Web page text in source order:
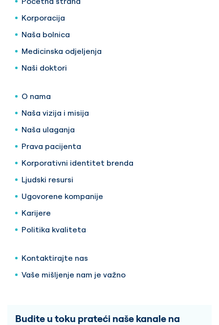
Korporacija
Naša bolnica
Medicinska odjeljenja
Naši doktori
O nama
Naša vizija i misija
Naša ulaganja
Prava pacijenta
Korporativni identitet brenda
Ljudski resursi
Ugovorene kompanije
Karijere
Politika kvaliteta
Kontaktirajte nas
Vaše mišljenje nam je važno
Budite u toku prateći naše kanale na